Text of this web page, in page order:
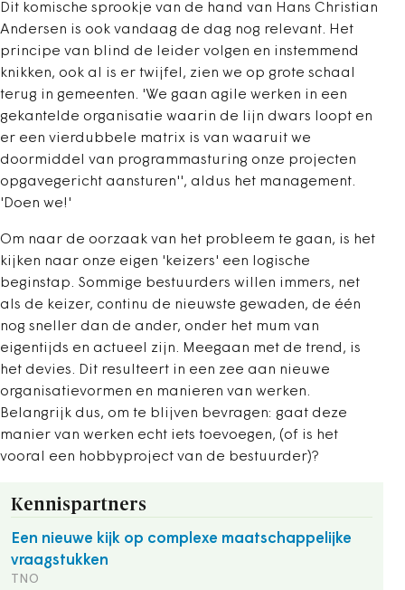
Dit komische sprookje van de hand van Hans Christian
Andersen is ook vandaag de dag nog relevant. Het
principe van blind de leider volgen en instemmend
knikken, ook al is er twijfel, zien we op grote schaal
terug in gemeenten. 'We gaan agile werken in een
gekantelde organisatie waarin de lijn dwars loopt en
er een vierdubbele matrix is van waaruit we
doormiddel van programmasturing onze projecten
opgavegericht aansturen'', aldus het management.
'Doen we!'
Om naar de oorzaak van het probleem te gaan, is het
kijken naar onze eigen 'keizers' een logische
beginstap. Sommige bestuurders willen immers, net
als de keizer, continu de nieuwste gewaden, de één
nog sneller dan de ander, onder het mum van
eigentijds en actueel zijn. Meegaan met de trend, is
het devies. Dit resulteert in een zee aan nieuwe
organisatievormen en manieren van werken.
Belangrijk dus, om te blijven bevragen: gaat deze
manier van werken echt iets toevoegen, (of is het
vooral een hobbyproject van de bestuurder)?
Kennispartners
Een nieuwe kijk op complexe maatschappelijke
vraagstukken
TNO